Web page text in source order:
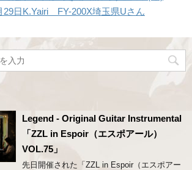
29日K.Yairi FY-200X埼玉県Uさん
Legend - Original Guitar Instrumental
「ZZL in Espoir（エスポアール）
VOL.75」
先日開催された「ZZL in Espoir（エスポアー